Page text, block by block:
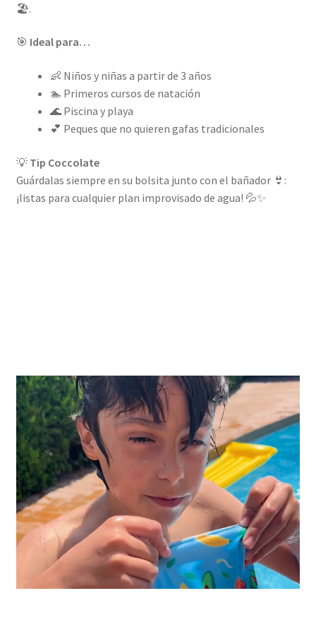
🏖️.
🎯 Ideal para…
👶 Niños y niñas a partir de 3 años
🏊 Primeros cursos de natación
🌊 Piscina y playa
💕 Peques que no quieren gafas tradicionales
💡 Tip Coccolate
Guárdalas siempre en su bolsita junto con el bañador 👙:
¡listas para cualquier plan improvisado de agua! 💦✨